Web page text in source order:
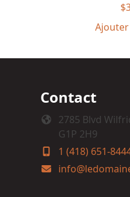
$
Contact
2785 Blvd
G1P 2H9
1 (418) 651-